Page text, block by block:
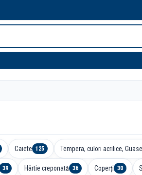
Caiete 125 Tempera, culori acrilice,
39 Hârtie creponată 36 Coperți 30